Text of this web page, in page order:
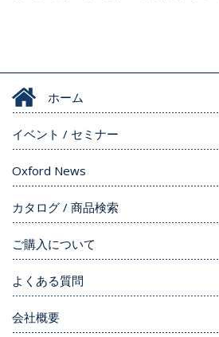
ホーム
イベント / セミナー
Oxford News
カタログ / 商品検索
ご購入について
よくある質問
会社概要